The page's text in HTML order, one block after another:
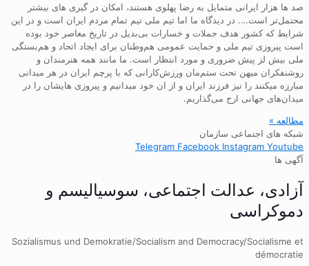
صد ها هزار ایرانی متمایل به رضا پهلوی هستند، امکان در گیری های بیشتر
محتمل‌تر است…. در دیدگاه ما اما تیم ملی تیم تمام مردم ایران است و در این
شرایط که کشور هدف حملات و خسارات بی‌بدیل در تاریخ معاصر خود بوده
است پیروزی تیم ملی و حمایت عمومی هم‌وطنان برای ایجاد اتحاد و هم‌بستگی
ملی بیش لز پیش ضروری و مورد انتظار است. ما مانند همه هنرمندان و
روشنفکران میهن تحت ستم‌مان ورزش‌کارانی که با پرچم ایران در هر میدانی
مبارزه میکنند را نیز فرزند ایران و از ان خود میدانیم و پیروزی هایشان را در
میدان‌های جهانی ارج می‌گذاریم.
مطالعه »
شبکه های اجتماعی سازمان
Telegram Facebook Instagram Youtube
آگهی ها
آزادی، عدالت اجتماعی، سوسیالیسم و
دموکراسی
Sozialismus und Demokratie/Socialism and Democracy/Socialisme et
démocratie